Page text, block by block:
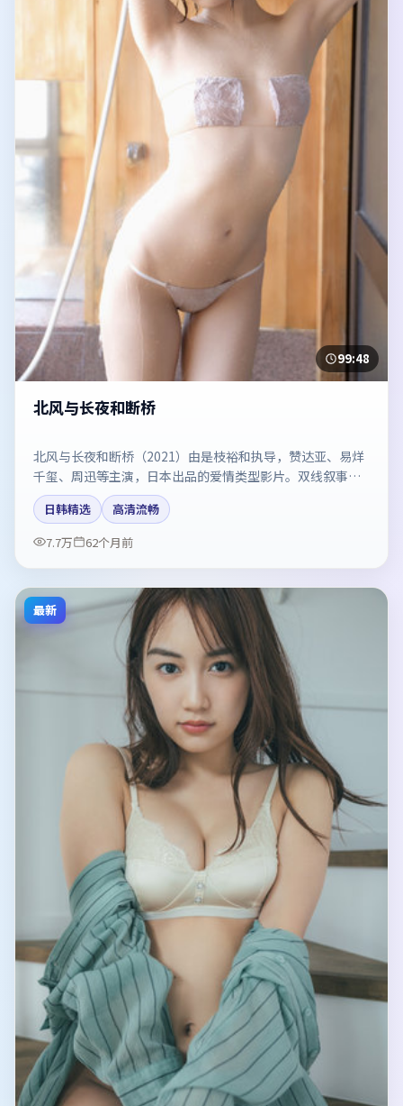
99:48
北风与长夜和断桥
北风与长夜和断桥（2021）由是枝裕和执导，赞达亚、易烊
千玺、周迅等主演，日本出品的爱情类型影片。双线叙事把
悬念保持到最后一刻。剧情简介与主创信息可供检索参考，
上映日期以片方资料为准。
日韩精选
高清流畅
7.7万
62个月前
最新